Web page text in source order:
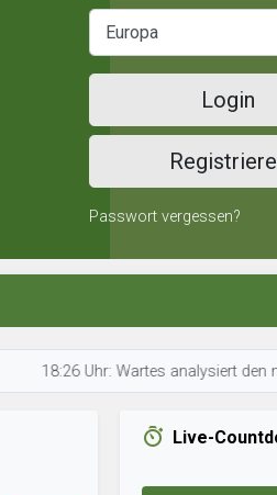
Login
Passwort vergessen?
Uhr: Wartes analysiert den
Live-